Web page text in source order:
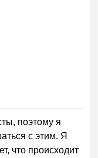
поэтому я
с этим. Я
что происходит